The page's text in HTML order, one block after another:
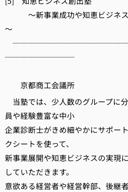
～新事業成功や知恵ビジネス
～
─────────
京都商工会議所
当塾では、少人数のグループに
員や経験豊富な中小
企業診断士がきめ細やかにサポー
クシートを使って、
新事業展開や知恵ビジネスの実現
していただきます。
意欲ある経営者や経営幹部、後継